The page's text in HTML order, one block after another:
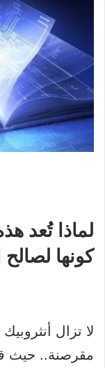
لماذا تُعد
كونها
لا تزال
مقرصنة.. حيث